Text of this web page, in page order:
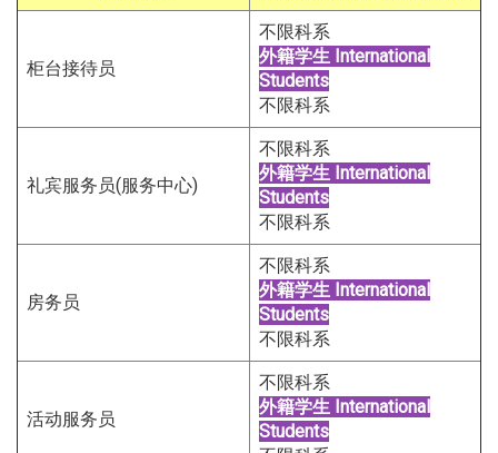
柜台接待员
不限科系
外籍学生 International
Students
不限科系
礼宾服务员(服务中心)
不限科系
外籍学生 International
Students
不限科系
房务员
不限科系
外籍学生 International
Students
不限科系
活动服务员
不限科系
外籍学生 International
Students